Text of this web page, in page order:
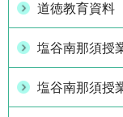
道徳教育資料
塩谷南那須授
塩谷南那須授